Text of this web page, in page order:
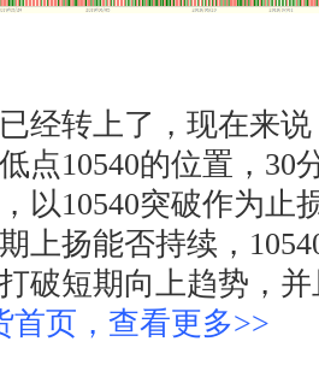
转上了，现在来说
点10540的位置，30
以10540突破作为止
上扬能否持续，
破短期向上趋势，
首页，查看更多>>